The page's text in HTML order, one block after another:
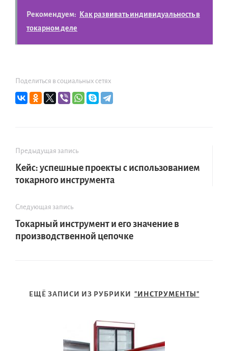
Рекомендуем:
Как развивать индивидуальность в
токарном деле
Поделиться в социальных сетях
Предыдущая запись
Кейс: успешные проекты с использованием
токарного инструмента
Следующая запись
Токарный инструмент и его значение в
производственной цепочке
ЕЩЁ ЗАПИСИ ИЗ РУБРИКИ "ИНСТРУМЕНТЫ"